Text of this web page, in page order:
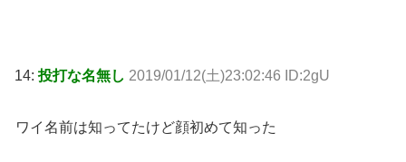
14:投打な名無し 2019/01/12(土)23:02:46 ID:2gU
ワイ名前は知ってたけど顔初めて知った